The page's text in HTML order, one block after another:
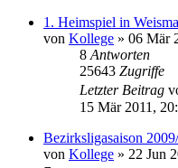
1. Heimspiel in
von Kollege » 06 Mär
8 Antworten
25643 Zugriffe
Letzter Beitrag
15 Mär 2011,
Bezirksligasaison
von Kollege » 22 Jun